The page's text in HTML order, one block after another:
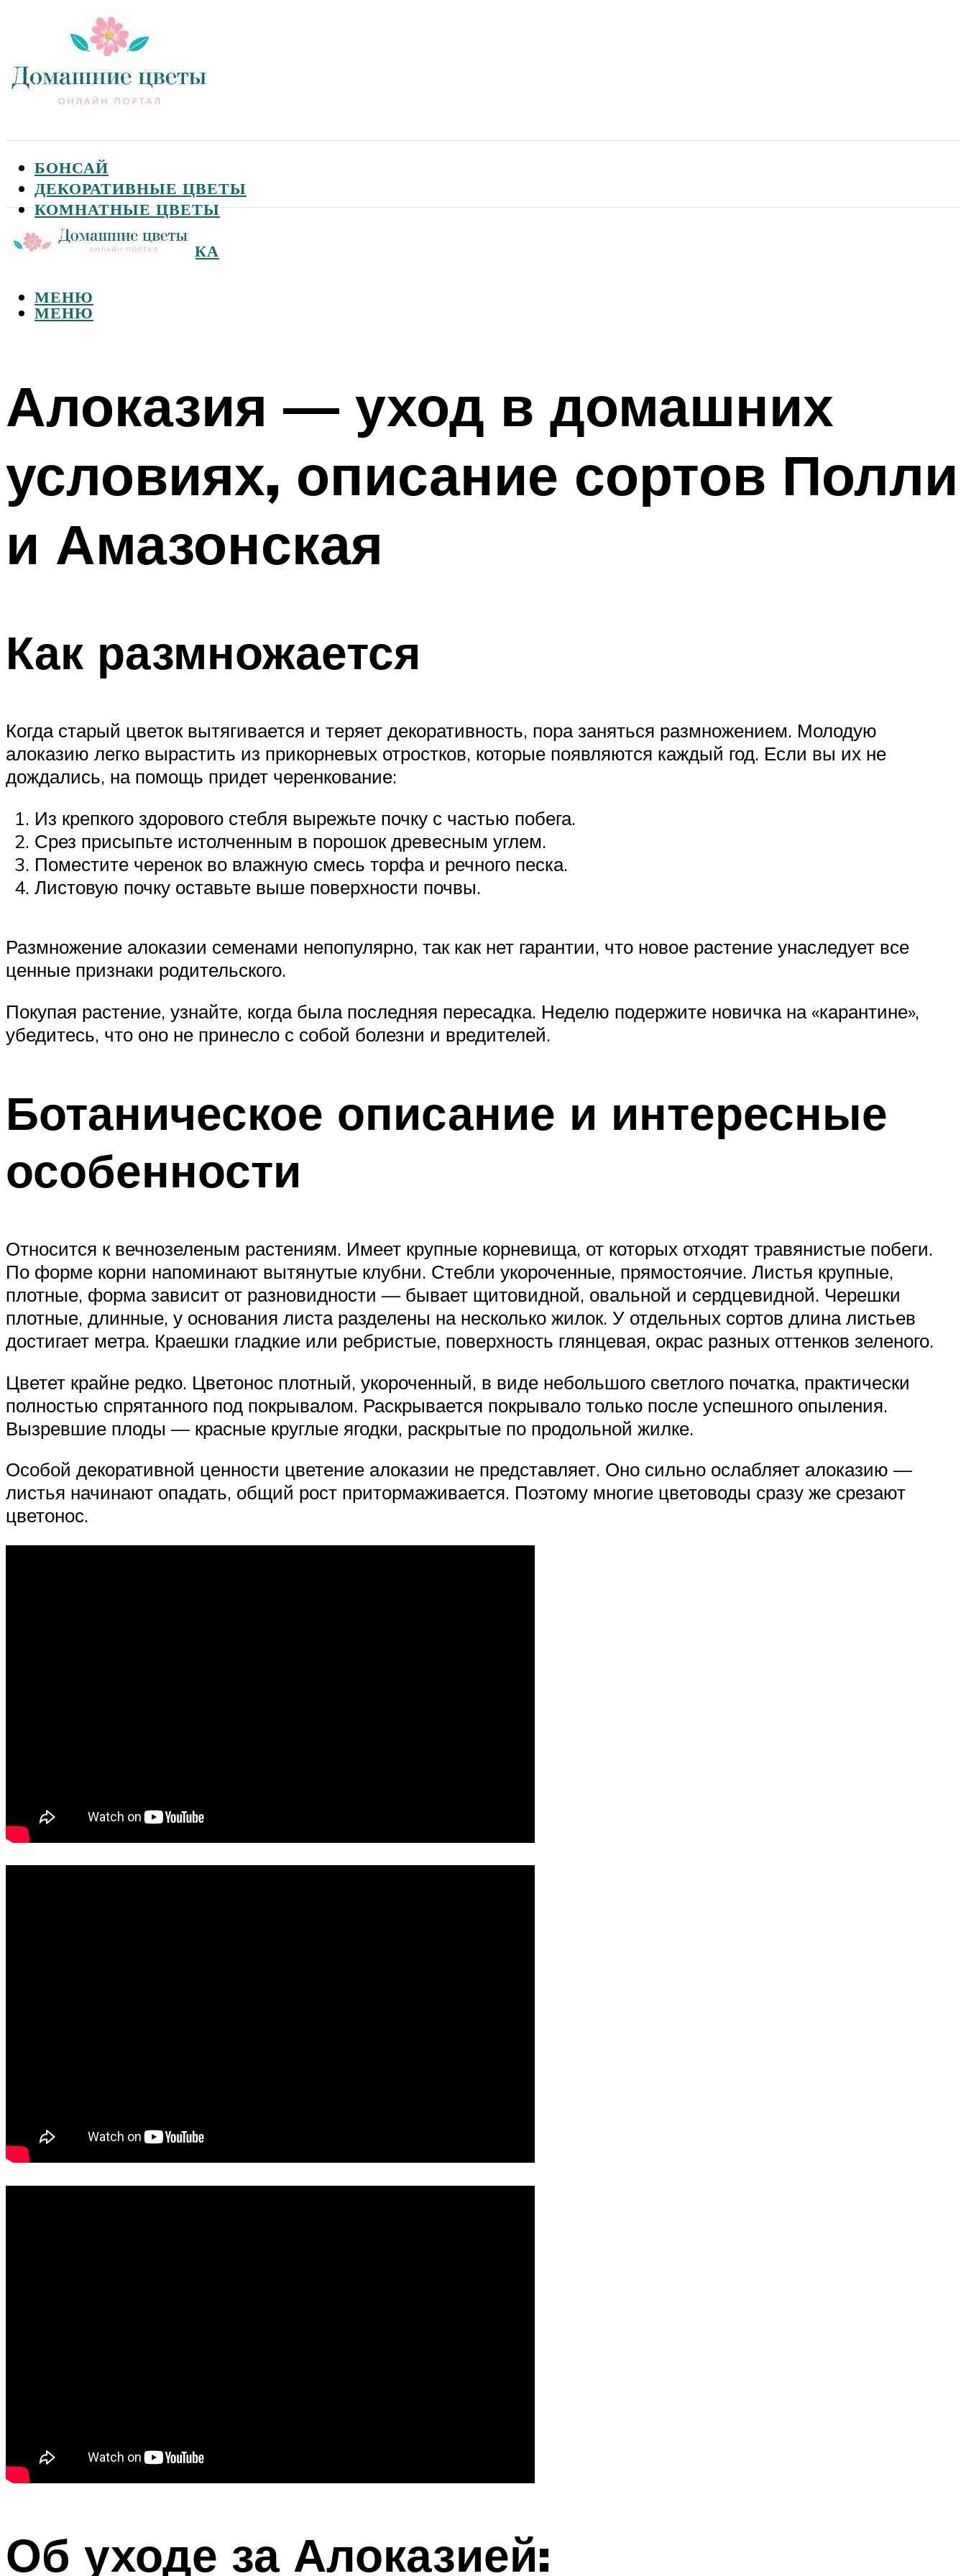
БОНСАЙ
ДЕКОРАТИВНЫЕ ЦВЕТЫ
КОМНАТНЫЕ ЦВЕТЫ
САДОВЫЕ ЦВЕТЫ
СЕМЕНА И ПОСАДКА
МЕНЮ
МЕНЮ
Алоказия — уход в домашних
условиях, описание сортов Полли
и Амазонская
Как размножается
Когда старый цветок вытягивается и теряет декоративность, пора заняться размножением. Молодую
алоказию легко вырастить из прикорневых отростков, которые появляются каждый год. Если вы их не
дождались, на помощь придет черенкование:
Из крепкого здорового стебля вырежьте почку с частью побега.
Срез присыпьте истолченным в порошок древесным углем.
Поместите черенок во влажную смесь торфа и речного песка.
Листовую почку оставьте выше поверхности почвы.
Размножение алоказии семенами непопулярно, так как нет гарантии, что новое растение унаследует все
ценные признаки родительского.
Покупая растение, узнайте, когда была последняя пересадка. Неделю подержите новичка на «карантине»,
убедитесь, что оно не принесло с собой болезни и вредителей.
Ботаническое описание и интересные
особенности
Относится к вечнозеленым растениям. Имеет крупные корневища, от которых отходят травянистые побеги.
По форме корни напоминают вытянутые клубни. Стебли укороченные, прямостоячие. Листья крупные,
плотные, форма зависит от разновидности — бывает щитовидной, овальной и сердцевидной. Черешки
плотные, длинные, у основания листа разделены на несколько жилок. У отдельных сортов длина листьев
достигает метра. Краешки гладкие или ребристые, поверхность глянцевая, окрас разных оттенков зеленого.
Цветет крайне редко. Цветонос плотный, укороченный, в виде небольшого светлого початка, практически
полностью спрятанного под покрывалом. Раскрывается покрывало только после успешного опыления.
Вызревшие плоды — красные круглые ягодки, раскрытые по продольной жилке.
Особой декоративной ценности цветение алоказии не представляет. Оно сильно ослабляет алоказию —
листья начинают опадать, общий рост притормаживается. Поэтому многие цветоводы сразу же срезают
цветонос.
Об уходе за Алоказией: